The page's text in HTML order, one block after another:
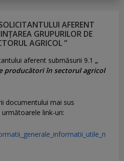
AFERENT
GRUPURILOR DE
AGRICOL ”
aferent submăsurii 9.1 „
producători în sectorul agricol
documentului mai sus
link-uri: